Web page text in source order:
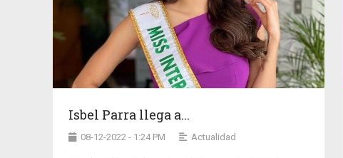
Isbel Parra llega a...
08-12-2022 - 1:24 PM Actualidad